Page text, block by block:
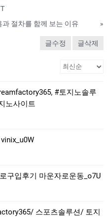
절차를 함께 보는 이유
»
글수정 글삭제
#토지노솔루
노사이트
구입후기 마운자로운동_o7U
스포츠솔루션/ 토지